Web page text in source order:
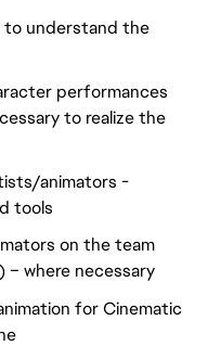
to understand the
performances
to realize the
animators -
tools
on the team
where necessary
for Cinematic